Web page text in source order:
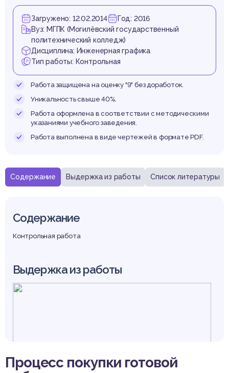
Содержание Выдержка из работы Список литературы
Содержание
Контрольная работа
Выдержка из работы
Загружено: 12.02.2014
Год: 2016
Вуз: МГПК (Могилёвский государственный
политехнический колледж)
Дисциплина: Инженерная графика
Тип работы: Контрольная
Работа защищена на оценку "9" без доработок.
Уникальность свыше 40%.
Работа оформлена в соответствии с методическими
указаниями учебного заведения.
Работа выполнена в виде чертежей в формате PDF.
Процесс покупки готовой